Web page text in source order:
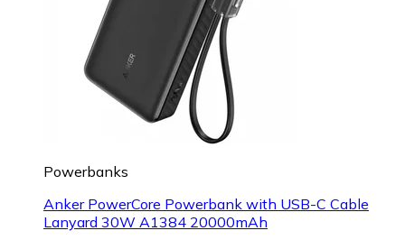
Powerbanks
Anker PowerCore Powerbank with USB-C Cable
Lanyard 30W A1384 20000mAh